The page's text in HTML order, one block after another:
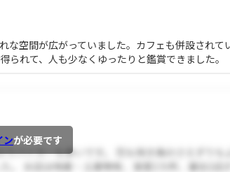
な空間が広がっていました。カフェも併設されて
れて、人も少なくゆったりと鑑賞できました。
ンが必要です